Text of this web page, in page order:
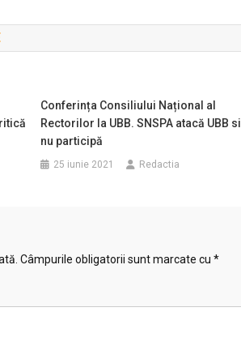
Conferința Consiliului Național al
Rectorilor la UBB. SNSPA atacă UBB si
nu participă
25 iunie 2021 Redactia
Câmpurile obligatorii sunt marcate cu *